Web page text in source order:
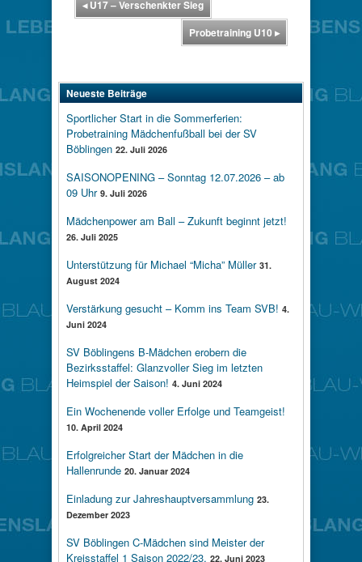
◂U17 – Verschenkter Sieg
Probetraining U10 ▸
Neueste Beiträge
Sportlicher Start in die Sommerferien:
Probetraining Mädchenfußball bei der SV
Böblingen 22. Juli 2026
SAISONOPENING – Sonntag 12.07.2026 – ab
09 Uhr 9. Juli 2026
Mädchenpower am Ball – Zukunft beginnt jetzt!
26. Juli 2025
Unterstützung für Michael “Micha” Müller 31.
August 2024
Verstärkung gesucht – Komm ins Team SVB! 4.
Juni 2024
SV Böblingens B-Mädchen erobern die
Bezirksstaffel: Glanzvoller Sieg im letzten
Heimspiel der Saison! 4. Juni 2024
Ein Wochenende voller Erfolge und Teamgeist!
10. April 2024
Erfolgreicher Start der Mädchen in die
Hallenrunde 20. Januar 2024
Einladung zur Jahreshauptversammlung 23.
Dezember 2023
SV Böblingen C-Mädchen sind Meister der
Kreisstaffel 1 Saison 2022/23. 22. Juni 2023